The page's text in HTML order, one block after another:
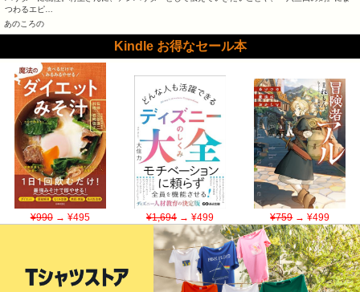
つわるエピ…
あのころの
Kindle お得なセール本
¥990→ ¥495 ¥1,694→ ¥499 ¥759→ ¥499